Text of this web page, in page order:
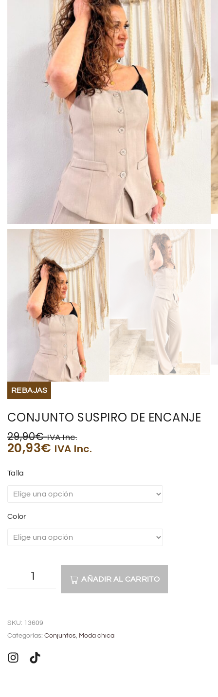
PERFUMES
BISUTERIA
BOLSOS Y MONEDEROS
CALZADO
COMPLEMENTOS
TECNOLOGIA
TARJETAS REGALO
REBAJAS
CONJUNTO SUSPIRO DE ENCANJE
29,90€ IVA Inc.
20,93€ IVA Inc.
Talla
Color
AÑADIR AL CARRITO
t
e
r
SKU: 13609
Categorías: Conjuntos, Moda chica